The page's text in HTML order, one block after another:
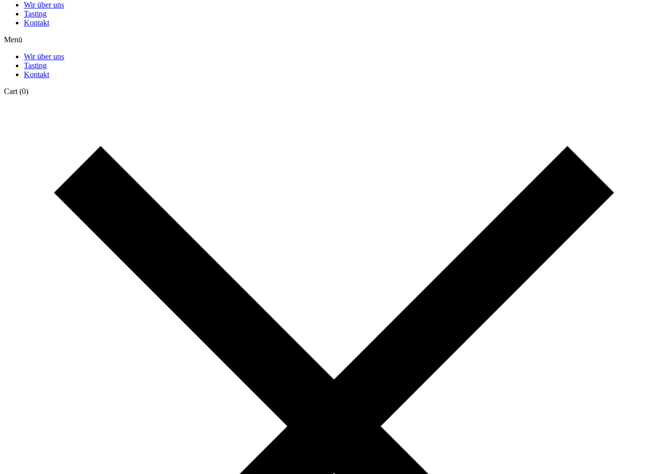
Wir über uns
Tasting
Kontakt
Menü
Wir über uns
Tasting
Kontakt
Cart (0)